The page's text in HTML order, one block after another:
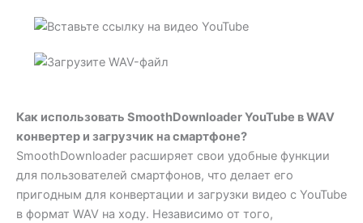
Как использовать SmoothDownloader YouTube в WAV
конвертер и загрузчик на смартфоне?
SmoothDownloader расширяет свои удобные функции
для пользователей смартфонов, что делает его
пригодным для конвертации и загрузки видео с YouTube
в формат WAV на ходу. Независимо от того,